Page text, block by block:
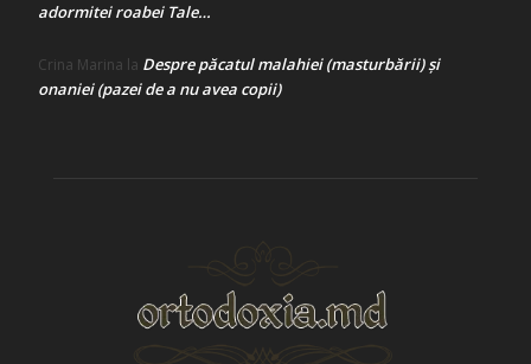
adormitei roabei Tale…
Crina Marina la Despre păcatul malahiei (masturbării) şi
onaniei (pazei de a nu avea copii)